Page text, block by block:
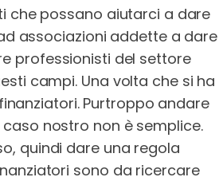
che possano aiutarci a dare
associazioni addette a dare
professionisti del settore
campi. Una volta che si ha
Purtroppo andare
nostro non è semplice.
quindi dare una regola
sono da ricercare